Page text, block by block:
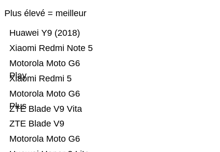
Plus élevé = meilleur
Motorola Moto G6
ZTE Blade V9
ZTE Blade V9 Vita
Motorola Moto G6
Plus
Xiaomi Redmi 5
Motorola Moto G6
Play
Xiaomi Redmi Note 5
Huawei Y9 (2018)